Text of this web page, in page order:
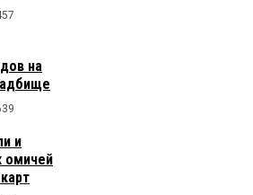
на
и
омичей